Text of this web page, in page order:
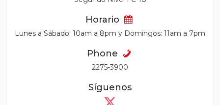
Horario
Lunes a Sábado: 10am a 8pm y Domingos: 11am a 7pm
Phone
2275-3900
Síguenos